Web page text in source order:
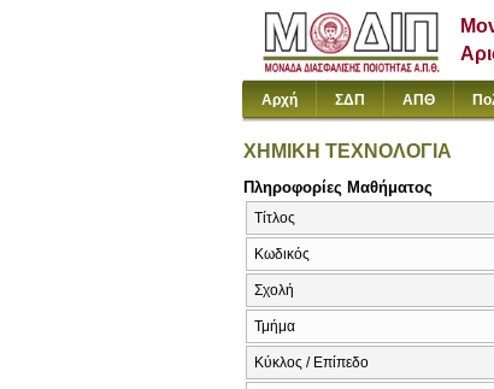
Αρχή ΣΔΠ ΑΠΘ
ΧΗΜΙΚΗ ΤΕΧΝΟΛΟΓΙΑ
Πληροφορίες Μαθήματος
Τίτλος
Κωδικός
Σχολή
Τμήμα
Κύκλος / Επίπεδο